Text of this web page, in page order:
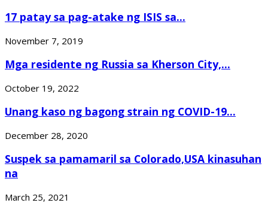
17 patay sa pag-atake ng ISIS sa...
November 7, 2019
Mga residente ng Russia sa Kherson City,...
October 19, 2022
Unang kaso ng bagong strain ng COVID-19...
December 28, 2020
Suspek sa pamamaril sa Colorado,USA kinasuhan
na
March 25, 2021